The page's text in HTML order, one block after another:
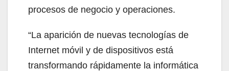
procesos de negocio y operaciones.
“La aparición de nuevas tecnologías de
Internet móvil y de dispositivos está
transformando rápidamente la informática